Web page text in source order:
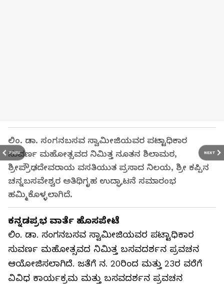
PREV NEXT
ಲಿಂ. ಡಾ. ಸಂಗನಬಸವ ಸ್ವಾಮೀಜಿಯವರ ಪಟ್ಟಾಧಿಕಾರ
ಸುವರ್ಣ ಮಹೋತ್ಸವದ ನಿಮಿತ್ತ ನೂತನ ಶಿಲಾಮಠ,
ಶ್ರೀಪ್ರೌಢದೇವರಾಯ ವಸತಿಯುತ ಪ್ರಸಾದ ನಿಲಯ, ಶ್ರೀ ಕಪ್ಪಿನ
ಚನ್ನಬಸವೇಶ್ವರ ಅತಿಥಿಗೃಹ ಉದ್ಘಾಟನೆ ಸಮಾರಂಭ
ಹಮ್ಮಿಕೊಳ್ಳಲಾಗಿದೆ.
ಕನ್ನಡಪ್ರಭ ವಾರ್ತೆ ಹೊಸಪೇಟೆ
ಲಿಂ. ಡಾ. ಸಂಗನಬಸವ ಸ್ವಾಮೀಜಿಯವರ ಪಟ್ಟಾಧಿಕಾರ
ಸುವರ್ಣ ಮಹೋತ್ಸವದ ನಿಮಿತ್ತ ಬಸವದರ್ಶನ ಪ್ರವಚನ
ಆಯೋಜಿಸಲಾಗಿದೆ. ಜತೆಗೆ ನ. 20ರಿಂದ ಮತ್ತು 23ರ ವರೆಗೆ
ವಿವಿಧ ಕಾರ್ಯಕ್ರಮ ಮತ್ತು ಬಸವದರ್ಶನ ಪ್ರವಚನ